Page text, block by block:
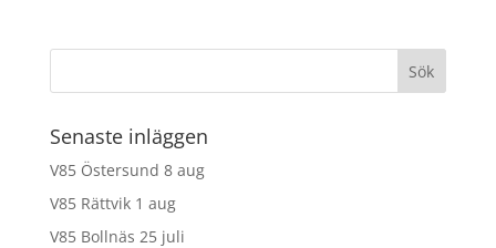
Senaste inläggen
V85 Östersund 8 aug
V85 Rättvik 1 aug
V85 Bollnäs 25 juli